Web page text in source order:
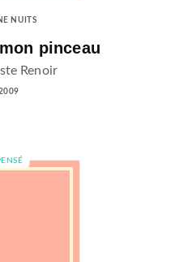
NUITS
pinceau
Renoir